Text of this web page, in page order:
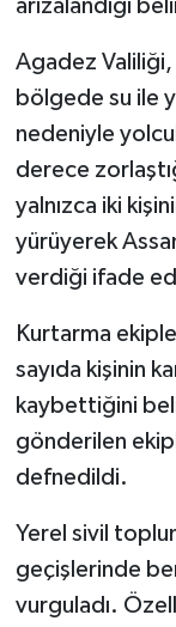
arızalandığı
Agadez Valiliği,
bölgede su ile
nedeniyle
derece
yalnızca iki
yürüyerek
verdiği ifade
Kurtarma
sayıda kişinin
kaybettiğini
gönderilen
defnedildi.
Yerel sivil
geçişlerinde
vurguladı.